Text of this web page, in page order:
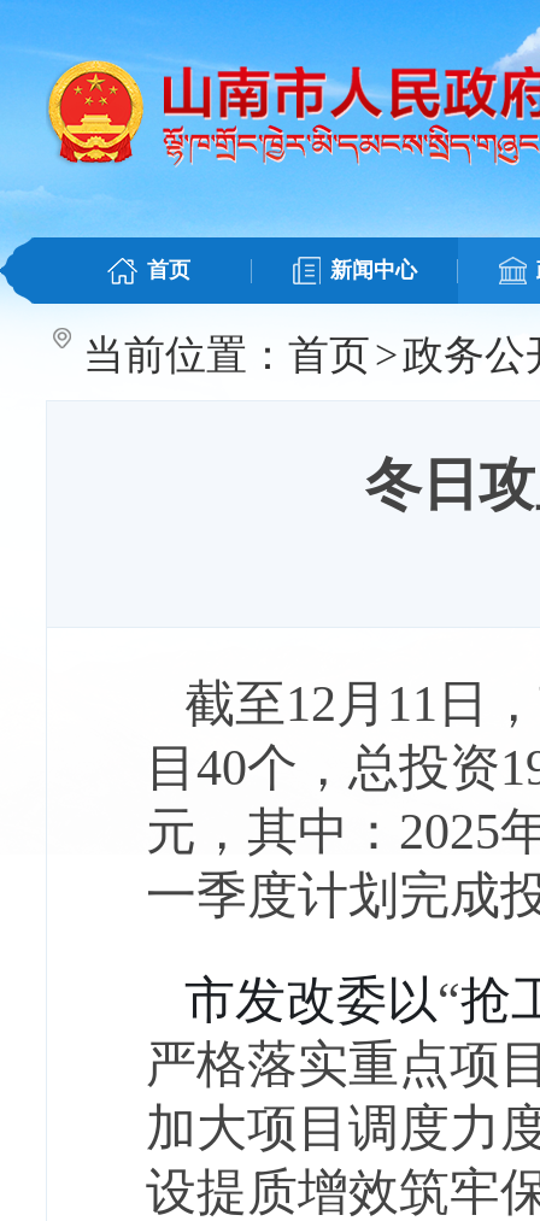
首页 新闻中心
当前位置： 首页>政务公
冬日
截至12 月 11 日
目 40个，总投资
元，其中： 2025
一季度计划完成
市发改委以“抢
严格落实重点项
加大项目调度力
设提质增效筑牢